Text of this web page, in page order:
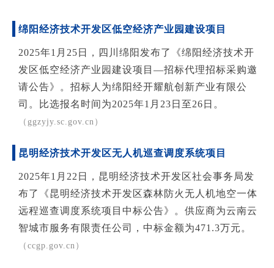
绵阳经济技术开发区低空经济产业园建设项目
2025年1月25日，四川绵阳发布了《绵阳经济技术开
发区低空经济产业园建设项目—招标代理招标采购邀
请公告》。招标人为绵阳经开耀航创新产业有限公
司。比选报名时间为2025年1月23日至26日。
（ggzyjy.sc.gov.cn）
昆明经济技术开发区无人机巡查调度系统项目
2025年1月22日，昆明经济技术开发区社会事务局发
布了《昆明经济技术开发区森林防火无人机地空一体
远程巡查调度系统项目中标公告》。供应商为云南云
智城市服务有限责任公司，中标金额为471.3万元。
（ccgp.gov.cn）